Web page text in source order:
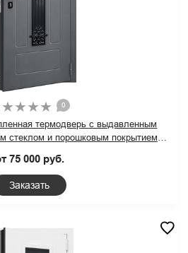
0
термодверь с выдавленным
стеклом и порошковым покрытием
75 000 руб.
Заказать